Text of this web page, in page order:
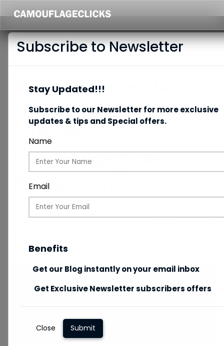
"Muhurat Moments :
Tamil Muhurtham Dates
2025 with
CamouflageClicks
Photography"
Category: Common Updates Date: 09/12/2024
Subscribe to Newsletter
Stay Updated!!!
Subscribe to our Newsletter for more exclusive
updates & tips and Special offers.
Name
Email
Benefits
Get our Blog instantly on your email inbox
Get Exclusive Newsletter subscribers offers
Close Submit